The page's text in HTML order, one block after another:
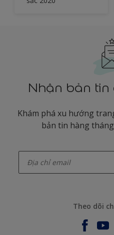
Nhận bản tin
Khám phá xu hướng
bản tin hàng
Theo dõi